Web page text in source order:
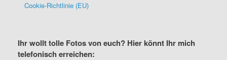
Cookie-Richtlinie (EU)
Ihr wollt tolle Fotos von euch? Hier könnt Ihr mich
telefonisch erreichen: